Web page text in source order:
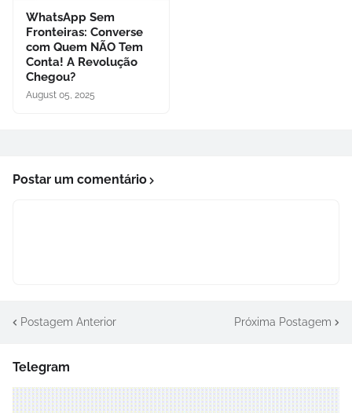
WhatsApp Sem
Fronteiras: Converse
com Quem NÃO Tem
Conta! A Revolução
Chegou?
August 05, 2025
Postar um comentário
Postagem Anterior Próxima Postagem
Telegram